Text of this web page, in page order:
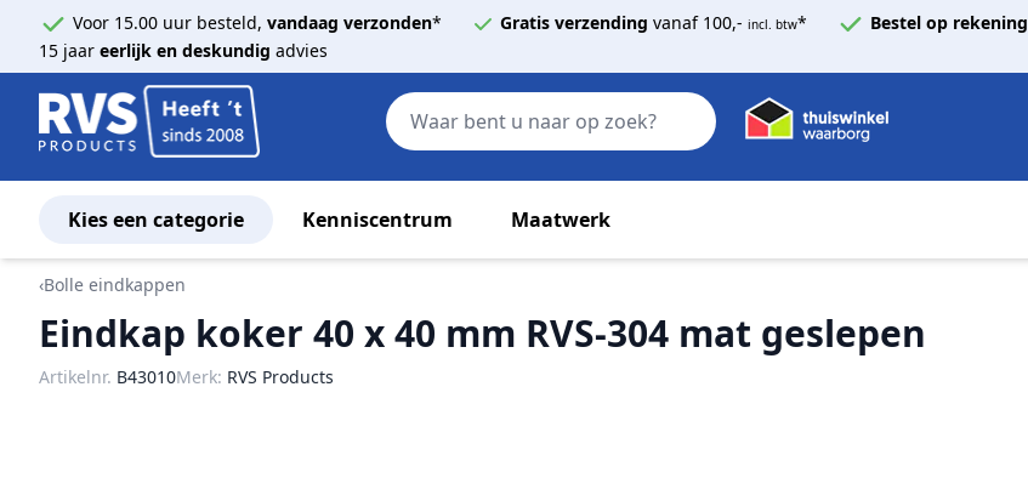
Voor 15.00 uur besteld, vandaag verzonden* Gratis verzending vanaf 100,- incl. btw* Bestel op rekening
15 jaar eerlijk en deskundig advies
Zoek
Kies een categorie Kenniscentrum Maatwerk
Ga naar de inhoud
‹Bolle eindkappen
Eindkap koker 40 x 40 mm RVS-304 mat geslepen
Artikelnr. B43010Merk: RVS Products